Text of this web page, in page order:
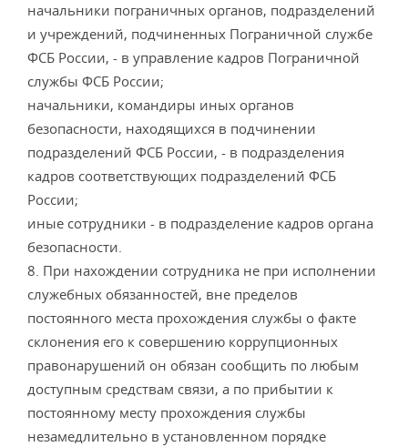
начальники пограничных органов, подразделений
и учреждений, подчиненных Пограничной службе
ФСБ России, - в управление кадров Пограничной
службы ФСБ России;
начальники, командиры иных органов
безопасности, находящихся в подчинении
подразделений ФСБ России, - в подразделения
кадров соответствующих подразделений ФСБ
России;
иные сотрудники - в подразделение кадров органа
безопасности.
8. При нахождении сотрудника не при исполнении
служебных обязанностей, вне пределов
постоянного места прохождения службы о факте
склонения его к совершению коррупционных
правонарушений он обязан сообщить по любым
доступным средствам связи, а по прибытии к
постоянному месту прохождения службы
незамедлительно в установленном порядке